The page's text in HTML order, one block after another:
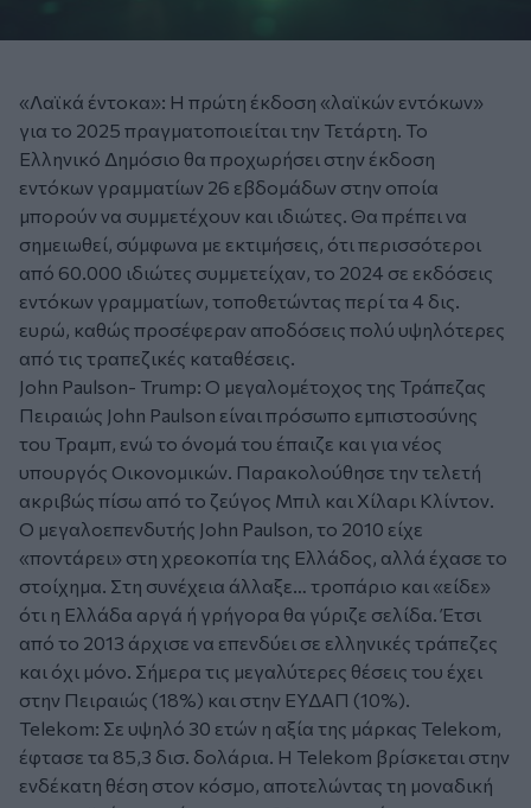
«Λαϊκά έντοκα»: Η πρώτη έκδοση «λαϊκών εντόκων»
για το 2025 πραγματοποιείται την Τετάρτη. Το
Ελληνικό Δημόσιο θα προχωρήσει στην έκδοση
εντόκων γραμματίων 26 εβδομάδων στην οποία
μπορούν να συμμετέχουν και ιδιώτες. Θα πρέπει να
σημειωθεί, σύμφωνα με εκτιμήσεις, ότι περισσότεροι
από 60.000 ιδιώτες συμμετείχαν, το 2024 σε εκδόσεις
εντόκων γραμματίων, τοποθετώντας περί τα 4 δις.
ευρώ, καθώς προσέφεραν αποδόσεις πολύ υψηλότερες
από τις τραπεζικές καταθέσεις.
John Paulson- Trump: Ο μεγαλομέτοχος της Τράπεζας
Πειραιώς John Paulson είναι πρόσωπο εμπιστοσύνης
του Τραμπ, ενώ το όνομά του έπαιζε και για νέος
υπουργός Οικονομικών. Παρακολούθησε την τελετή
ακριβώς πίσω από το ζεύγος Μπιλ και Χίλαρι Κλίντον.
Ο μεγαλοεπενδυτής John Paulson, το 2010 είχε
«ποντάρει» στη χρεοκοπία της Ελλάδος, αλλά έχασε το
στοίχημα. Στη συνέχεια άλλαξε… τροπάριο και «είδε»
ότι η Ελλάδα αργά ή γρήγορα θα γύριζε σελίδα. Έτσι
από το 2013 άρχισε να επενδύει σε ελληνικές τράπεζες
και όχι μόνο. Σήμερα τις μεγαλύτερες θέσεις του έχει
στην Πειραιώς (18%) και στην ΕΥΔΑΠ (10%).
Telekom: Σε υψηλό 30 ετών η αξία της μάρκας Telekom,
έφτασε τα 85,3 δισ. δολάρια. Η Telekom βρίσκεται στην
ενδέκατη θέση στον κόσμο, αποτελώντας τη μοναδική